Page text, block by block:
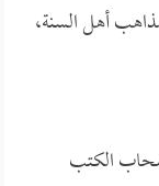
أهل السنة،
الكتب